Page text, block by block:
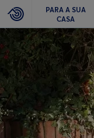
PARA A SUA
CASA